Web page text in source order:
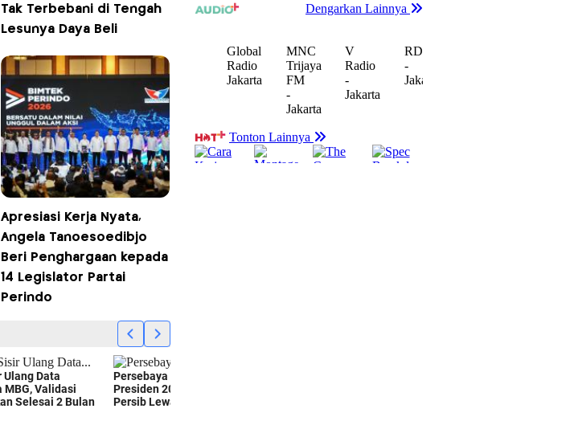
Tak Terbebani di Tengah
Lesunya Daya Beli
Apresiasi Kerja Nyata,
Angela Tanoesoedibjo
Beri Penghargaan kepada
14 Legislator Partai
Perindo